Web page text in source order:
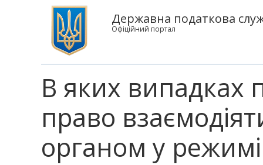
Державна податкова
Офіційний портал
В яких випадках
право
органом у режимі